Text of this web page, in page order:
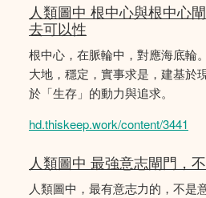
人類圖中 根中心與根中心
去可以性
根中心，在脈輪中，對應海底輪
大地，穩定，實事求是，建基於
於「生存」的動力與追求。
hd.thiskeep.work/content/3441
人類圖中 最強意志閘門，
人類圖中，最有意志力的，不是